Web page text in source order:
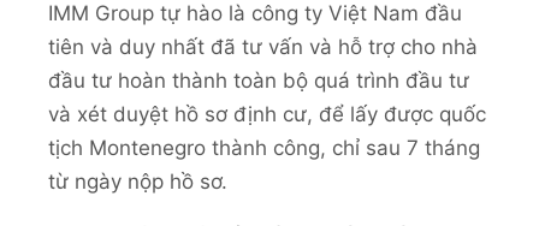
IMM Group tự hào là công ty Việt Nam đầu
tiên và duy nhất đã tư vấn và hỗ trợ cho nhà
đầu tư hoàn thành toàn bộ quá trình đầu tư
và xét duyệt hồ sơ định cư, để lấy được quốc
tịch Montenegro thành công, chỉ sau 7 tháng
từ ngày nộp hồ sơ.